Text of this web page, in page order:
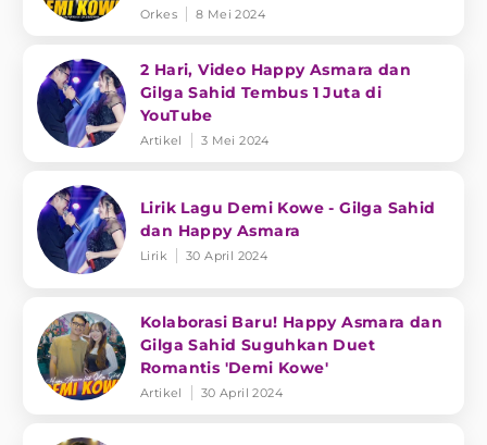
Orkes 8 Mei 2024
2 Hari, Video Happy Asmara dan
Gilga Sahid Tembus 1 Juta di
YouTube
Artikel 3 Mei 2024
Lirik Lagu Demi Kowe - Gilga Sahid
dan Happy Asmara
Lirik 30 April 2024
Kolaborasi Baru! Happy Asmara dan
Gilga Sahid Suguhkan Duet
Romantis 'Demi Kowe'
Artikel 30 April 2024